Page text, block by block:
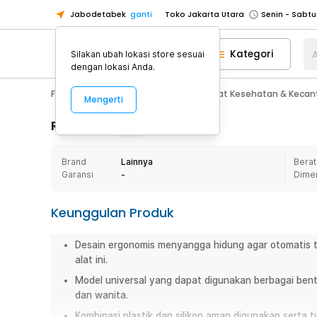
Jabodetabek ganti Toko Jakarta Utara
Toko Tangerang
Toko Cikupa
Pick n Go Jakarta Barat
Senin -
Pick n Go Bekasi
Senin - Jumat
Senin - Jumat
Senin -
Senin -
Toko Tangerang
Pick n Go Jakarta Barat
Senin -
Kategori
Fashion, Make Up & Beauty Care Alat Kesehatan &
Rincian Produk
Brand
Lainnya
Garansi
-
Keunggulan Produk
Desain ergonomis menyangga hidung agar
alat ini.
Model universal yang dapat digunakan berbagai
dan wanita.
Silakan ubah lokasi store sesuai
dengan lokasi Anda.
Mengerti